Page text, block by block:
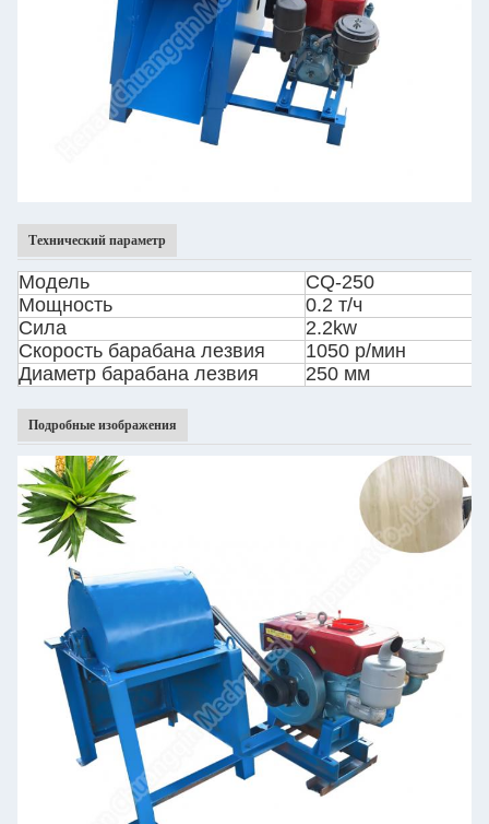
Технический параметр
Модель
CQ-250
Мощность
0.2 т/ч
Сила
2.2kw
Скорость барабана лезвия
1050 р/мин
Диаметр барабана лезвия
250 мм
Подробные изображения